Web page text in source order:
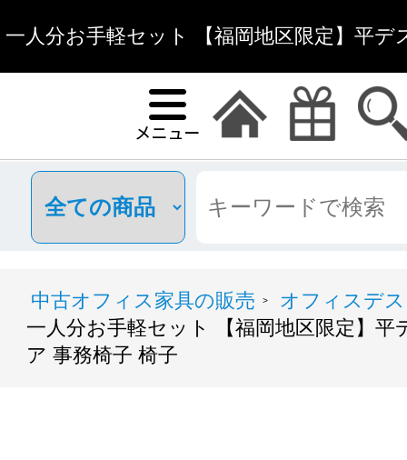
一人分お手軽セット 【福岡地区限定】平
事務椅子 椅子 | 中古オフ
中古オフィス家具の販売 >
オフィスデ
一人分お手軽セット 【福岡地区限定】
ア 事務椅子 椅子